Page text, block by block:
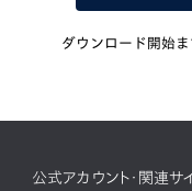
ダウンロード開始
公式アカウント・関連サ